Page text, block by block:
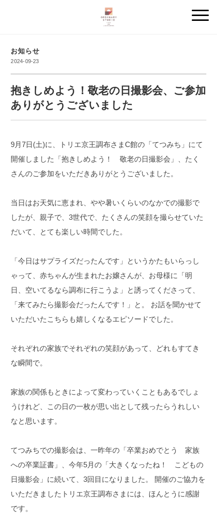
お知らせ
2024-09-23
抱きしめよう！敬老の日撮影会、ご参加
ありがとうございました
9月7日(土)に、トリエ京王調布さまC館の「てつみち」にて
開催しました「抱きしめよう！ 敬老の日撮影会」、たく
さんのご参加をいただきありがとうございました。
当日はお天気に恵まれ、やや暑いくらいのなかでの撮影で
したが、親子で、3世代で、たくさんの笑顔を撮らせていた
だいて、とても楽しい時間でした。
「今日はサプライズだったんです」というかたもいらっし
ゃって、赤ちゃんが生まれたお嬢さんが、お母様に「明
日、空いてるなら調布に行こうよ」と誘ってくださって、
「来てみたら撮影会だったんです！」と。
お話を聞かせて
いただいたこちらも嬉しくなるエピソードでした。
それぞれの家族でそれぞれの笑顔があって、どれもすてき
な瞬間で。
家族の関係もときによって変わっていくこともあるでしょ
うけれど、この日の一枚が思い出として残ったらうれしい
なと思います。
てつみちでの撮影会は、一昨年の「卒業おめでとう 家族
への卒業証書」、今年5月の「大きくなったね！ こどもの
日撮影会」に続いて、3回目になりました。
開催のご協力を
いただきましたトリエ京王調布さまには、ほんとうに感謝
です。